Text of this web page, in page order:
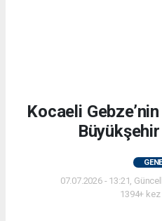
Kocaeli
07.07.2026 - 13:21,
1394+ kez